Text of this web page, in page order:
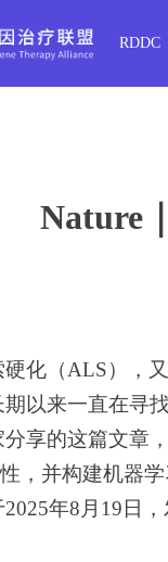
RDDC
Nature
化（ALS），
以来一直在寻
享的这篇文章，
， 并构建机器
年8月19日，